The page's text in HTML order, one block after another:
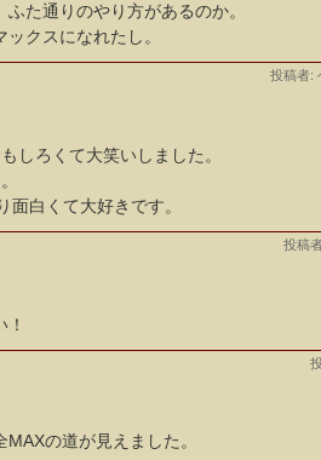
た通りのやり方があるのか。
クスになれたし。
投稿者:
しろくて大笑いしました。
面白くて大好きです。
投稿
の道が見えました。